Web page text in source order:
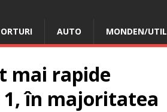
AUTO MONDEN/UTIL
mai rapide
în majoritatea